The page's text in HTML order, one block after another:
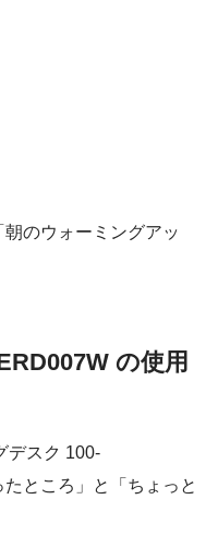
のウォーミングアッ
の使用
デスク 100-
ところ」と「ちょっと